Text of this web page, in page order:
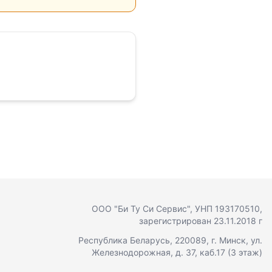
ООО "Би Ту Си Сервис", УНП 193170510,
зарегистрирован 23.11.2018 г
Республика Беларусь, 220089, г. Минск, ул.
Железнодорожная, д. 37, каб.17 (3 этаж)